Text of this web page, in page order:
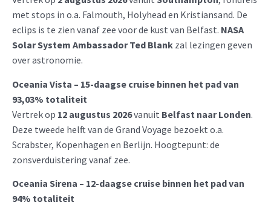
met stops in o.a. Falmouth, Holyhead en Kristiansand. De
eclips is te zien vanaf zee voor de kust van Belfast. NASA
Solar System Ambassador Ted Blank zal lezingen geven
over astronomie.
Oceania Vista – 15-daagse cruise binnen het pad van
93,03% totaliteit
Vertrek op 12 augustus 2026vanuit Belfast naar Londen.
Deze tweede helft van de Grand Voyage bezoekt o.a.
Scrabster, Kopenhagen en Berlijn. Hoogtepunt: de
zonsverduistering vanaf zee.
Oceania Sirena – 12-daagse cruise binnen het pad van
94% totaliteit